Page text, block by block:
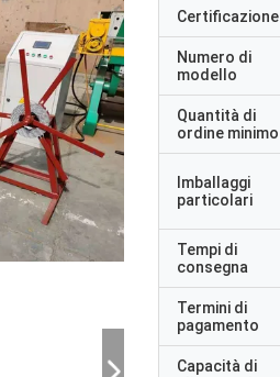
Certificazione
Numero di
modello
Quantità di
ordine minimo
Imballaggi
particolari
Tempi di
consegna
Termini di
pagamento
Capacità di